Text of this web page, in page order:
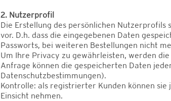
2. Nutzerprofil
Die Erstellung des persönlichen Nutzerprofils
vor. D.h. dass die eingegebenen Daten
Passworts, bei weiteren Bestellungen nicht
Um Ihre Privacy zu gewährleisten, werden
Anfrage können die gespeicherten Daten
Datenschutzbestimmungen).
Kontrolle: als registrierter Kunden können
Einsicht nehmen.